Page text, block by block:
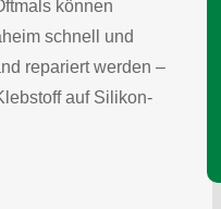
können
schnell und
repariert werden –
auf Silikon-